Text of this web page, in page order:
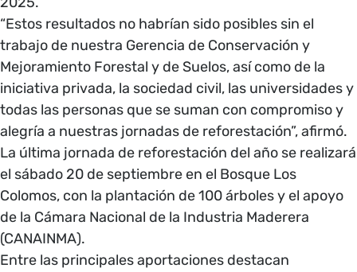
“Estos resultados no habrían sido posibles sin el
trabajo de nuestra Gerencia de Conservación y
Mejoramiento Forestal y de Suelos, así como de la
iniciativa privada, la sociedad civil, las universidades y
todas las personas que se suman con compromiso y
alegría a nuestras jornadas de reforestación”, afirmó.
La última jornada de reforestación del año se realizará
el sábado 20 de septiembre en el Bosque Los
Colomos, con la plantación de 100 árboles y el apoyo
de la Cámara Nacional de la Industria Maderera
(CANAINMA).
Entre las principales aportaciones destacan